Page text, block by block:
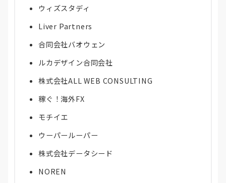
ウィズスタディ
Liver Partners
合同会社バオウェン
ルカデザイン合同会社
株式会社ALL WEB CONSULTING
稼ぐ！海外FX
モチイエ
ウーパールーパー
株式会社データシード
NOREN